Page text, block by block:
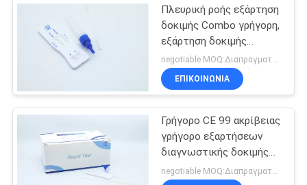
Κανονικό LH
Πλευρική ροής εξάρτηση
δοκιμής Combo γρήγορη,
εξάρτηση δοκιμής
2019nCov Igm Igg
negotiable MOQ:Διαπραγματεύσιμος
ΕΠΙΚΟΙΝΩΝΙΑ
Γρήγορο CE 99 ακρίβειας
γρήγορο εξαρτήσεων
διαγνωστικής δοκιμής
εγκεκριμένο
negotiable MOQ:Διαπραγματεύσιμος